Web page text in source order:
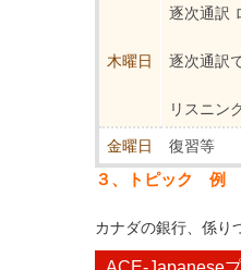
木曜日
逐次通訳
逐次通訳
リスニン
金曜日 復習等
３、トピック 例
カナダの銀行、係り